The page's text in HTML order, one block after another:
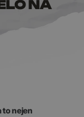
NA
to nejen